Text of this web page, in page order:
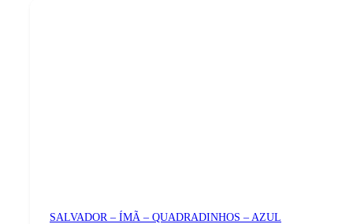
SALVADOR – ÍMÃ – QUADRADINHOS – AZUL